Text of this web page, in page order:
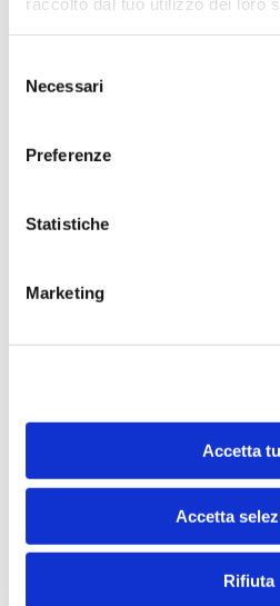
delNecessari
Preferenze
Statistiche
Marketing
Accetta
Accetta
Rifiuta
compreso fino in fondo.
spesso irreversibili. Attenzione,
più rischi.
Certo, investire denaro
Tra le tante innovazioni nel
advisor, programmi di
di elaborare strategie di
macchine la cura dei nostri
di chi ha una già
sempre lo stesso: a
prospettati da robot,
In conclusione, di chi
C’è un problema di diffidenza
di cui si sono occupate le
sono convinta che la